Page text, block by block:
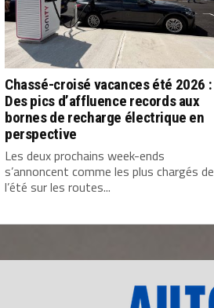
Chassé-croisé vacances été 2026 :
Des pics d’affluence records aux
bornes de recharge électrique en
perspective
Les deux prochains week-ends
s’annoncent comme les plus chargés de
l’été sur les routes...